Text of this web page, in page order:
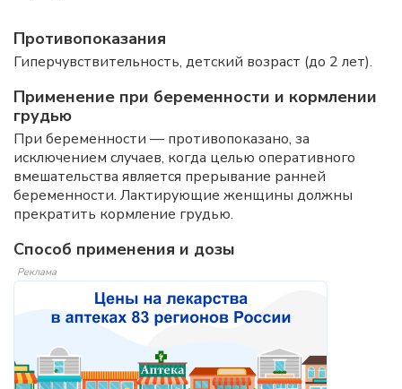
Противопоказания
Гиперчувствительность, детский возраст (до 2 лет).
Применение при беременности и кормлении
грудью
При беременности — противопоказано, за
исключением случаев, когда целью оперативного
вмешательства является прерывание ранней
беременности. Лактирующие женщины должны
прекратить кормление грудью.
Способ применения и дозы
Реклама